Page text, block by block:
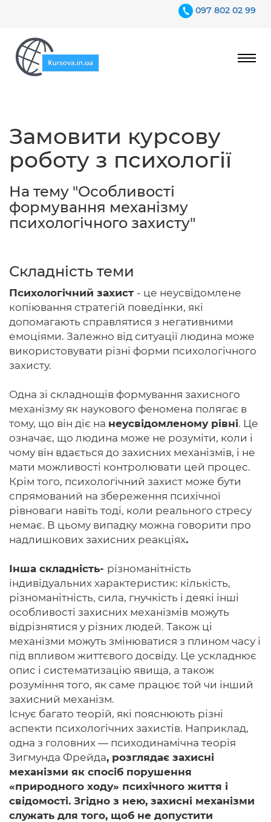
097 802 02 99
Замовити курсову
роботу з психології
На тему "Особливості
формування механізму
психологічного захисту"
Складність теми
Психологічний захист - це неусвідомлене
копіювання стратегій поведінки, які
допомагають справлятися з негативними
емоціями. Залежно від ситуації людина може
використовувати різні форми психологічного
захисту.
Одна зі складнощів формування захисного
механізму як наукового феномена полягає в
тому, що він діє на неусвідомленому рівні. Це
означає, що людина може не розуміти, коли і
чому він вдається до захисних механізмів, і не
мати можливості контролювати цей процес.
Крім того, психологічний захист може бути
спрямований на збереження психічної
рівноваги навіть тоді, коли реального стресу
немає. В цьому випадку можна говорити про
надлишкових захисних реакціях.
Інша складність- різноманітність
індивідуальних характеристик: кількість,
різноманітність, сила, гнучкість і деякі інші
особливості захисних механізмів можуть
відрізнятися у різних людей. Також ці
механізми можуть змінюватися з плином часу і
під впливом життєвого досвіду. Це ускладнює
опис і систематизацію явища, а також
розуміння того, як саме працює той чи інший
захисний механізм.
Існує багато теорій, які пояснюють різні
аспекти психологічних захистів. Наприклад,
одна з головних — психодинамічна теорія
Зигмунда Фрейда, розглядає захисні
механізми як спосіб порушення
«природного ходу» психічного життя і
свідомості. Згідно з нею, захисні механізми
служать для того, щоб не допустити
Гарантії
Відгуки
Контакти
097 802 02 99
Головна
Авторам
Вхiд